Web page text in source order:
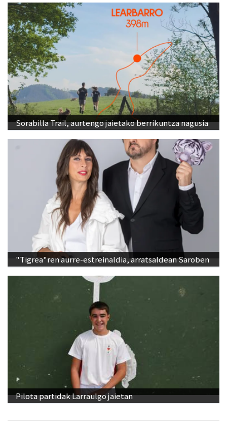
Sorabilla Trail, aurtengo jaietako berrikuntza nagusia
"Tigrea"ren aurre-estreinaldia, arratsaldean Saroben
Pilota partidak Larraulgo jaietan